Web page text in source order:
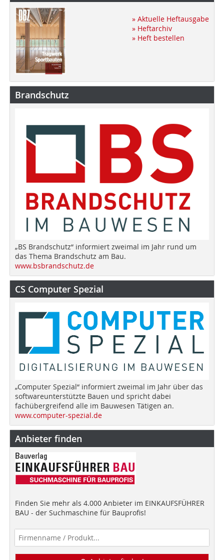
» Aktuelle Heftausgabe
» Heftarchiv
» Heft bestellen
Brandschutz
„BS Brandschutz“ informiert zweimal im Jahr rund um
das Thema Brandschutz am Bau.
www.bsbrandschutz.de
CS Computer Spezial
„Computer Spezial“ informiert zweimal im Jahr über das
softwareunterstützte Bauen und spricht dabei
fachübergreifend alle im Bauwesen Tätigen an.
www.computer-spezial.de
Anbieter finden
Finden Sie mehr als 4.000 Anbieter im EINKAUFSFÜHRER
BAU - der Suchmaschine für Bauprofis!